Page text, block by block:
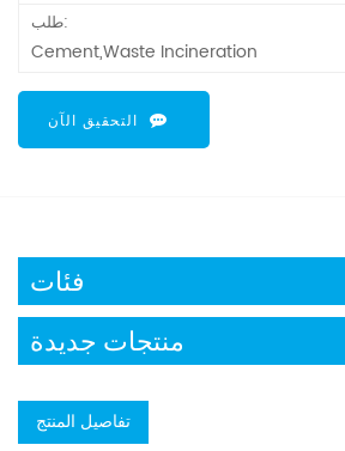
طلب:
Cement,Waste Incineration
التحقيق الآن
فئات
منتجات جديدة
تفاصيل المنتج